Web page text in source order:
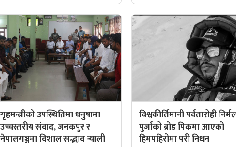
गृहमन्त्रीको उपस्थितिमा धनुषामा
उच्चस्तरीय संवाद, जनकपुर र
नेपालगञ्जमा विशाल सद्भाव र्‍याली
विश्वकीर्तिमानी पर्वतारोही
पुर्जाको ब्रोड पिकमा आएको
हिमपहिरोमा परी निधन